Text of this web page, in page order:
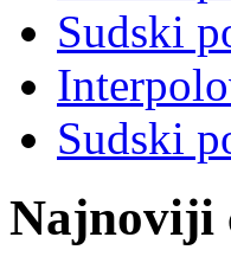
Sudski
Sudski
Najnoviji